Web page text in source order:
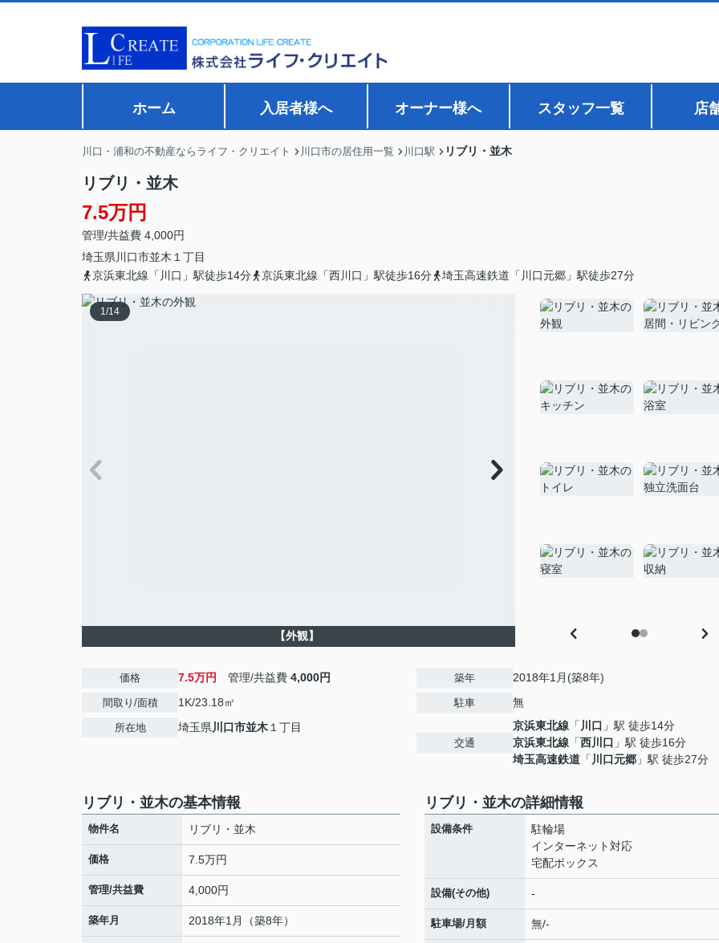
ホーム 入居者様へ オーナー様へ スタッフ一覧 店
川口・浦和の不動産ならライフ・クリエイト 川口市の居住用一覧 川口駅 リブリ・並木
リブリ・並木
7.5万円
管理/共益費 4,000円
埼玉県 川口市並木 １丁目
京浜東北線「川口」駅徒歩14分
京浜東北線「西川口」駅徒歩16分 埼玉高速鉄道「川口元郷」駅徒歩27分
1 /14
【外観】
価格 7.5万円 管理/共益費 4,000円
間取り/面積 1K/23.18㎡
所在地 埼玉県川口市並木 １丁目
築年 2018年1月(築8年)
駐車 無
交通
京浜東北線 「川口 」駅 徒歩14分
京浜東北線 「西川口 」駅 徒歩16分
埼玉高速鉄道 「川口元郷 」駅 徒歩27分
リブリ・並木の基本情報
物件名 リブリ・並木
価格 7.5万円
管理/共益費 4,000円
築年月 2018年1月（築8年）
リブリ・並木の詳細情報
設備条件
駐輪場
インターネット対応
宅配ボックス
設備(その他) -
駐車場/月額 無/-